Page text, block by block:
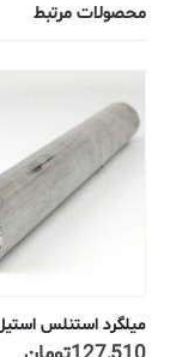
محصولات مرتبط